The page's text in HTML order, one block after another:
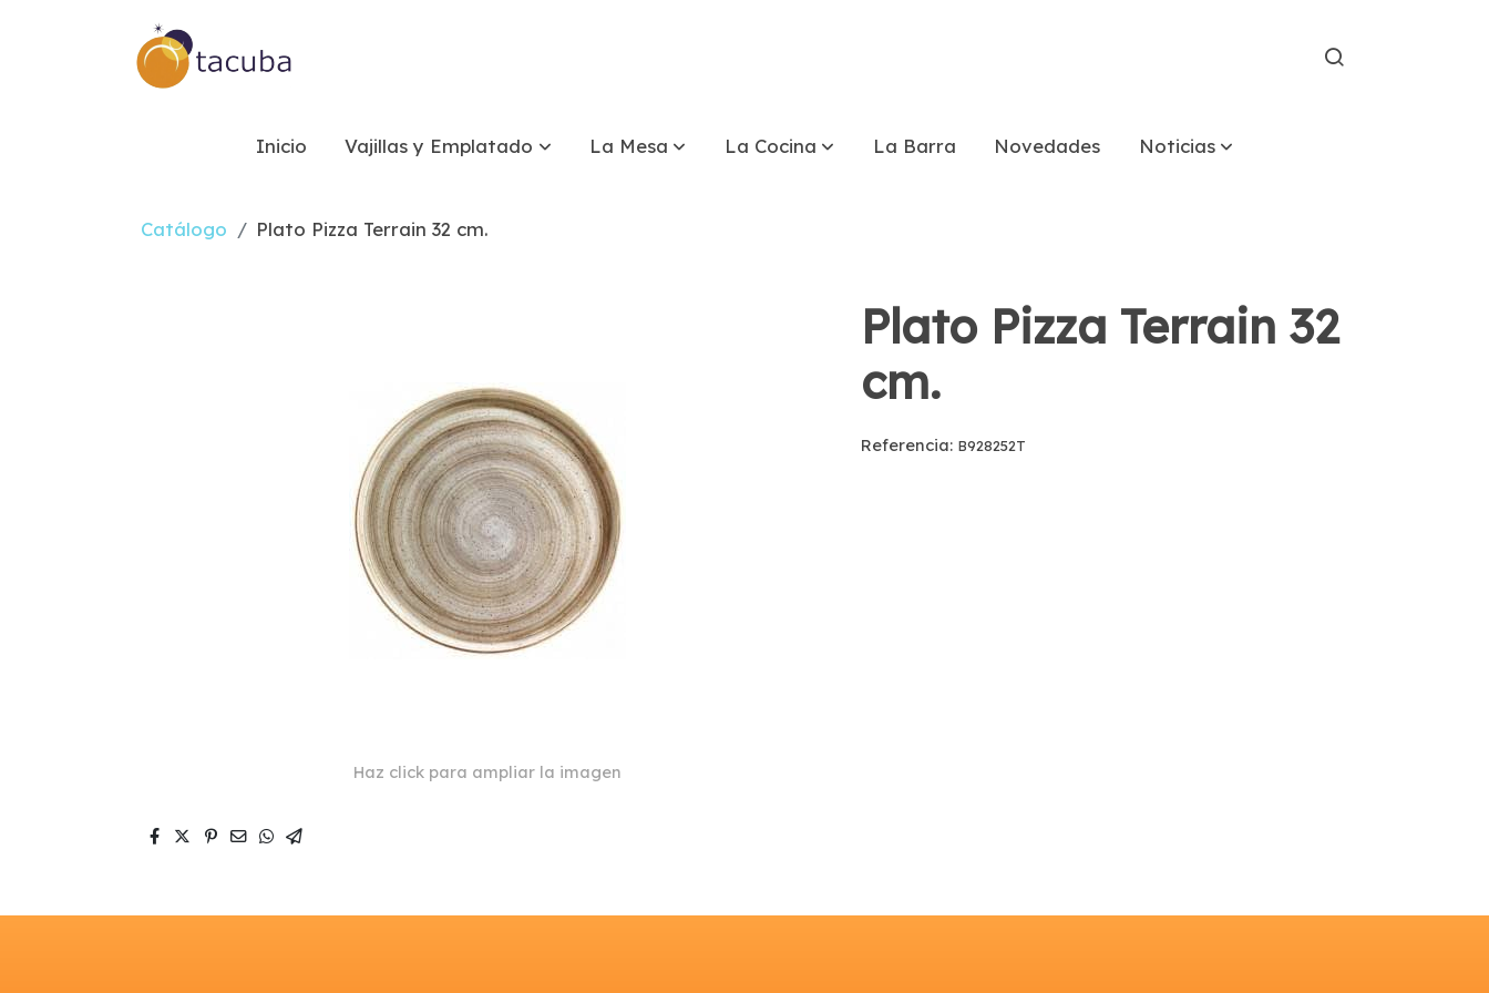
Inicio Vajillas y Emplatado La Mesa La Cocina La Barra Novedades Noticias
Catálogo Plato Pizza Terrain 32 cm.
Haz click para ampliar la imagen
Plato Pizza Terrain 32
cm.
Referencia: B928252T